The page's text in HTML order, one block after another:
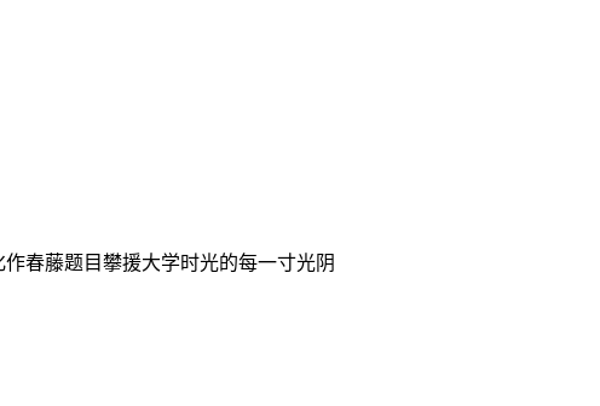
春藤题目攀援大学时光的每一寸光阴